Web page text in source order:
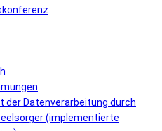
der Datenverarbeitung durch
(implementierte